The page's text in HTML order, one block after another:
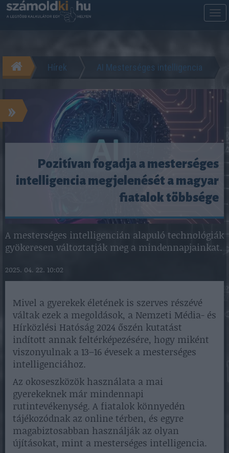
Hírek AI Mesterséges intelligencia
»
Pozitívan fogadja a mesterséges
intelligencia megjelenését a magyar
fiatalok többsége
A mesterséges intelligencián alapuló technológiák
gyökeresen változtatják meg a mindennapjainkat.
2025. 04. 22. 10:02
Mivel a gyerekek életének is szerves részévé
váltak ezek a megoldások, a Nemzeti Média- és
Hírközlési Hatóság 2024 őszén kutatást
indított annak feltérképezésére, hogy miként
viszonyulnak a 13–16 évesek a mesterséges
intelligenciához.
Az okoseszközök használata a mai
gyerekeknek már mindennapi
rutintevékenység. A fiatalok könnyedén
tájékozódnak az online térben, és egyre
magabiztosabban használják az olyan
újításokat, mint a mesterséges intelligencia.